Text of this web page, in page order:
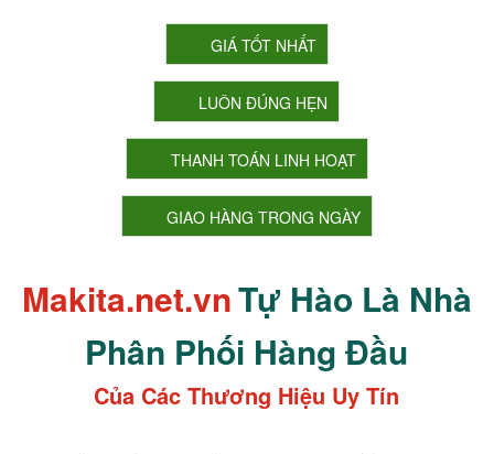
GIÁ TỐT NHẤT
LUÔN ĐÚNG HẸN
THANH TOÁN LINH HOẠT
GIAO HÀNG TRONG NGÀY
Makita.net.vnTự Hào Là Nhà
Phân Phối Hàng Đầu
Của Các Thương Hiệu Uy Tín